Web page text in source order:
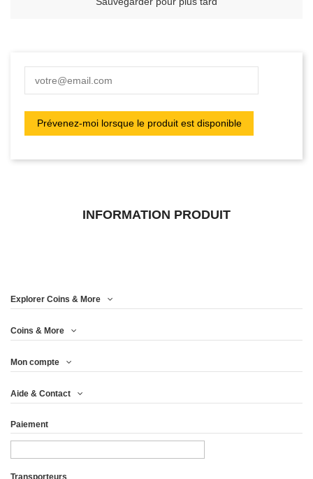
INFORMATION PRODUIT
Explorer Coins & More
Coins & More
Mon compte
Aide & Contact
Paiement
Transporteurs